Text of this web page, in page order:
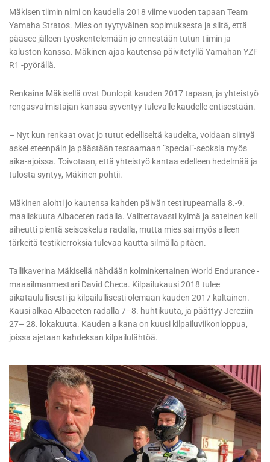
Mäkisen tiimin nimi on kaudella 2018 viime vuoden tapaan Team
Yamaha Stratos. Mies on tyytyväinen sopimuksesta ja siitä, että
pääsee jälleen työskentelemään jo ennestään tutun tiimin ja
kaluston kanssa. Mäkinen ajaa kautensa päivitetyllä Yamahan YZF
R1 -pyörällä.
Renkaina Mäkisellä ovat Dunlopit kauden 2017 tapaan, ja yhteistyö
rengasvalmistajan kanssa syventyy tulevalle kaudelle entisestään.
– Nyt kun renkaat ovat jo tutut edelliseltä kaudelta, voidaan siirtyä
askel eteenpäin ja päästään testaamaan ”special”-seoksia myös
aika-ajoissa. Toivotaan, että yhteistyö kantaa edelleen hedelmää ja
tulosta syntyy, Mäkinen pohtii.
Mäkinen aloitti jo kautensa kahden päivän testirupeamalla 8.-9.
maaliskuuta Albaceten radalla. Valitettavasti kylmä ja sateinen keli
aiheutti pientä seisoskelua radalla, mutta mies sai myös alleen
tärkeitä testikierroksia tulevaa kautta silmällä pitäen.
Tallikaverina Mäkisellä nähdään kolminkertainen World Endurance -
maaailmanmestari David Checa. Kilpailukausi 2018 tulee
aikataulullisesti ja kilpailullisesti olemaan kauden 2017 kaltainen.
Kausi alkaa Albaceten radalla 7–8. huhtikuuta, ja päättyy Jereziin
27– 28. lokakuuta. Kauden aikana on kuusi kilpailuviikonloppua,
joissa ajetaan kahdeksan kilpailulähtöä.